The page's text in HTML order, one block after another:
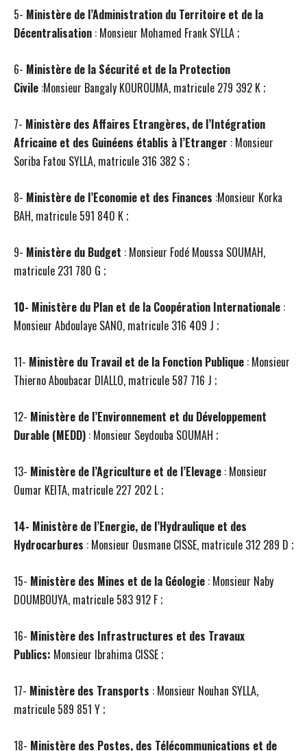
5- Ministère de l’Administration du Territoire et de la
Décentralisation : Monsieur Mohamed Frank SYLLA ;
6- Ministère de la Sécurité et de la Protection
Civile :Monsieur Bangaly KOUROUMA, matricule 279 392 K ;
7- Ministère des Affaires Etrangères, de l’Intégration
Africaine et des Guinéens établis à l’Etranger : Monsieur
Soriba Fatou SYLLA, matricule 316 382 S ;
8- Ministère de l’Economie et des Finances :Monsieur Korka
BAH, matricule 591 840 K ;
9- Ministère du Budget : Monsieur Fodé Moussa SOUMAH,
matricule 231 780 G ;
10- Ministère du Plan et de la Coopération Internationale :
Monsieur Abdoulaye SANO, matricule 316 409 J ;
11- Ministère du Travail et de la Fonction Publique : Monsieur
Thierno Aboubacar DIALLO, matricule 587 716 J ;
12- Ministère de l’Environnement et du Développement
Durable (MEDD) : Monsieur Seydouba SOUMAH ;
13- Ministère de l’Agriculture et de l’Elevage : Monsieur
Oumar KEITA, matricule 227 202 L ;
14- Ministère de l’Energie, de l’Hydraulique et des
Hydrocarbures : Monsieur Ousmane CISSE, matricule 312 289 D ;
15- Ministère des Mines et de la Géologie : Monsieur Naby
DOUMBOUYA, matricule 583 912 F ;
16- Ministère des Infrastructures et des Travaux
Publics: Monsieur Ibrahima CISSE ;
17- Ministère des Transports : Monsieur Nouhan SYLLA,
matricule 589 851 Y ;
18- Ministère des Postes, des Télécommunications et de